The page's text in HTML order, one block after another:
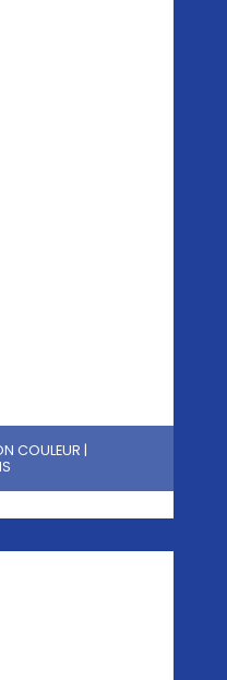
COULEUR |